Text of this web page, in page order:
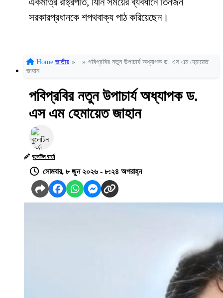
সরকারপ্রধানকে শপথবাক্য পাঠ করিয়েছেন।
Home জাতীয় » » পবিপ্রবির নতুন উপাচার্য অধ্যাপক ড. এস এম হেমায়েত
জাহান
পবিপ্রবির নতুন উপাচার্য অধ্যাপক ড.
এস এম হেমায়েত জাহান
বুলেটিন বার্তা
সোমবার, ৮ জুন ২০২৬ - ৮:২৪ অপরাহ্ন